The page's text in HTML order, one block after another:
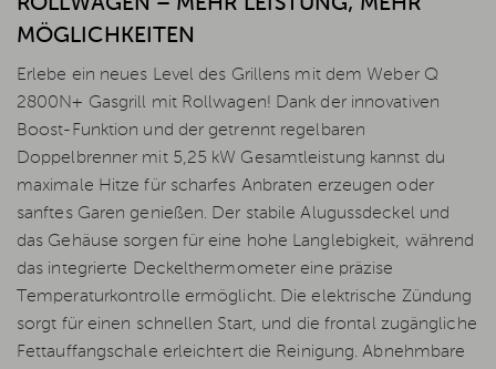
MÖGLICHKEITEN
Erlebe ein neues Level des Grillens mit dem Weber Q
2800N+ Gasgrill mit Rollwagen! Dank der innovativen
Boost-Funktion und der getrennt regelbaren
Doppelbrenner mit 5,25 kW Gesamtleistung kannst du
maximale Hitze für scharfes Anbraten erzeugen oder
sanftes Garen genießen. Der stabile Alugussdeckel und
das Gehäuse sorgen für eine hohe Langlebigkeit, während
das integrierte Deckelthermometer eine präzise
Temperaturkontrolle ermöglicht. Die elektrische Zündung
sorgt für einen schnellen Start, und die frontal zugängliche
Fettauffangschale erleichtert die Reinigung. Abnehmbare